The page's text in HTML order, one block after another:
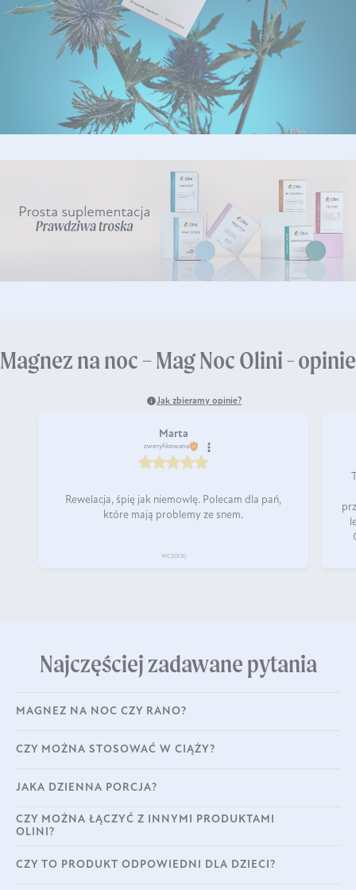
Magnez na noc – Mag Noc Olini - opinie
Jak zbieramy opinie?
Marta
zweryfikowano
Rewelacja, śpię jak niemowlę. Polecam dla pań,
które mają problemy ze snem.
wczoraj
Najczęściej zadawane pytania
MAGNEZ NA NOC CZY RANO?
CZY MOŻNA STOSOWAĆ W CIĄŻY?
JAKA DZIENNA PORCJA?
CZY MOŻNA ŁĄCZYĆ Z INNYMI PRODUKTAMI
OLINI?
CZY TO PRODUKT ODPOWIEDNI DLA DZIECI?